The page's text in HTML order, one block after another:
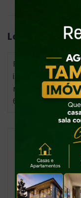
CRECI -
(47) 99161-
Localização
Para conhecer a
indispensável
responsável
6670 -